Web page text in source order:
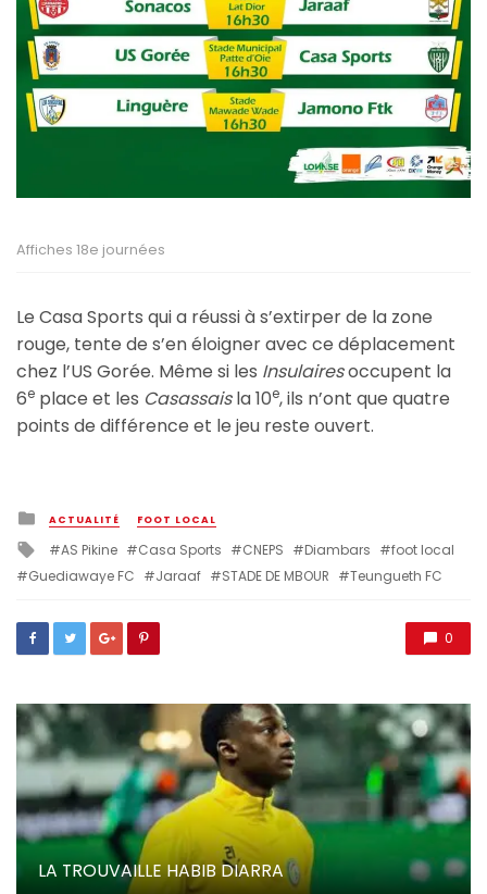
Affiches 18e journées
Le Casa Sports qui a réussi à s’extirper de la zone
rouge, tente de s’en éloigner avec ce déplacement
chez l’US Gorée. Même si les Insulairesoccupent la
6e place et les Casassaisla 10e, ils n’ont que quatre
points de différence et le jeu reste ouvert.
Posted
in
ACTUALITÉ FOOT LOCAL
Tagged
with
AS Pikine Casa Sports CNEPS Diambars
foot local
Guediawaye FC
Jaraaf STADE DE MBOUR Teungueth FC
0
LA TROUVAILLE HABIB DIARRA